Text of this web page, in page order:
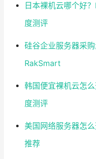
日本裸机云哪个好
度测评
硅谷企业服务器采
RakSmart
韩国便宜裸机云怎
度测评
美国网络服务器怎
推荐